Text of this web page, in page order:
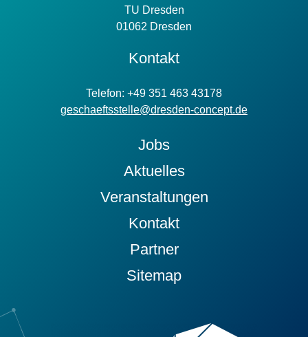
TU Dresden
01062 Dresden
Kontakt
Telefon: +49 351 463 43178
geschaeftsstelle@dresden-concept.de
Jobs
Aktuelles
Veranstaltungen
Kontakt
Partner
Sitemap